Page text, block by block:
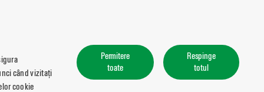
când vizitați
cookie
Permitere
toate
Respinge
totul